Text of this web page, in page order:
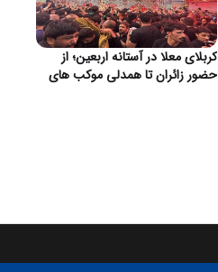
کربلای معلا در آستانه اربعین؛ از
حضور زائران تا همدلی موکب های